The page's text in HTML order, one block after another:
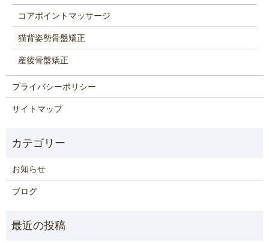
コアポイントマッサージ
猫背姿勢骨盤矯正
産後骨盤矯正
プライバシーポリシー
サイトマップ
お知らせ
ブログ